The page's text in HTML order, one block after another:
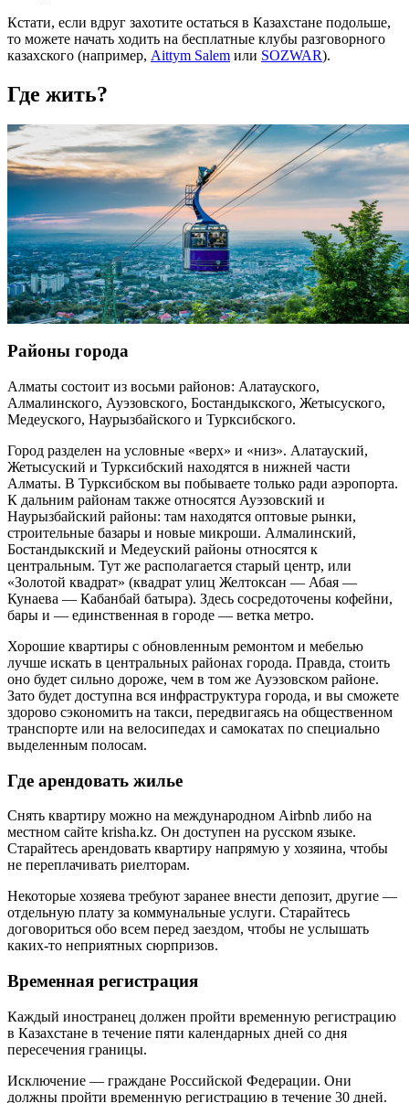
Кстати, если вдруг захотите остаться в Казахстане подольше,
то можете начать ходить на бесплатные клубы разговорного
казахского (например, Aittym Salem или SOZWAR).
Где жить?
Районы города
Алматы состоит из восьми районов: Алатауского,
Алмалинского, Ауэзовского, Бостандыкского, Жетысуского,
Медеуского, Наурызбайского и Турксибского.
Город разделен на условные «верх» и «низ». Алатауский,
Жетысуский и Турксибский находятся в нижней части
Алматы. В Турксибском вы побываете только ради аэропорта.
К дальним районам также относятся Ауэзовский и
Наурызбайский районы: там находятся оптовые рынки,
строительные базары и новые микроши. Алмалинский,
Бостандыкский и Медеуский районы относятся к
центральным. Тут же располагается старый центр, или
«Золотой квадрат» (квадрат улиц Желтоксан — Абая —
Кунаева — Кабанбай батыра). Здесь сосредоточены кофейни,
бары и — единственная в городе — ветка метро.
Хорошие квартиры с обновленным ремонтом и мебелью
лучше искать в центральных районах города. Правда, стоить
оно будет сильно дороже, чем в том же Ауэзовском районе.
Зато будет доступна вся инфраструктура города, и вы сможете
здорово сэкономить на такси, передвигаясь на общественном
транспорте или на велосипедах и самокатах по специально
выделенным полосам.
Где арендовать жилье
Снять квартиру можно на международном Airbnb либо на
местном сайте krisha.kz. Он доступен на русском языке.
Старайтесь арендовать квартиру напрямую у хозяина, чтобы
не переплачивать риелторам.
Некоторые хозяева требуют заранее внести депозит, другие —
отдельную плату за коммунальные услуги. Старайтесь
договориться обо всем перед заездом, чтобы не услышать
каких-то неприятных сюрпризов.
Временная регистрация
Каждый иностранец должен пройти временную регистрацию
в Казахстане в течение пяти календарных дней со дня
пересечения границы.
Исключение — граждане Российской Федерации. Они
должны пройти временную регистрацию в течение 30 дней.